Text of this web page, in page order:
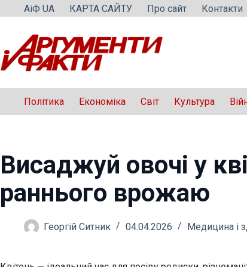
Перейти
вмісту
АіФ UA КАРТА САЙТУ Про сайт Контакти
Політика Економіка Світ Культура
Висаджуй овочі у
раннього врожаю
Георгій Ситник 04.04.2026 Медицина і